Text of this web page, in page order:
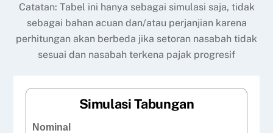
Catatan: Tabel ini hanya sebagai simulasi saja, tidak
sebagai bahan acuan dan/atau perjanjian karena
perhitungan akan berbeda jika setoran nasabah tidak
sesuai dan nasabah terkena pajak progresif
Simulasi Tabungan
Nominal